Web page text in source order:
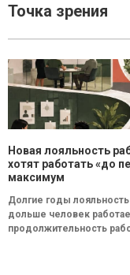
Точка зрения
Новая лояльность
хотят работать «до
максимум
Долгие годы
дольше человек
продолжительность